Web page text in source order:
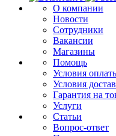
О компании
Новости
Сотрудники
Вакансии
Магазины
Помощь
Условия
Условия
Гарантия на
Услуги
Статьи
Вопрос-ответ